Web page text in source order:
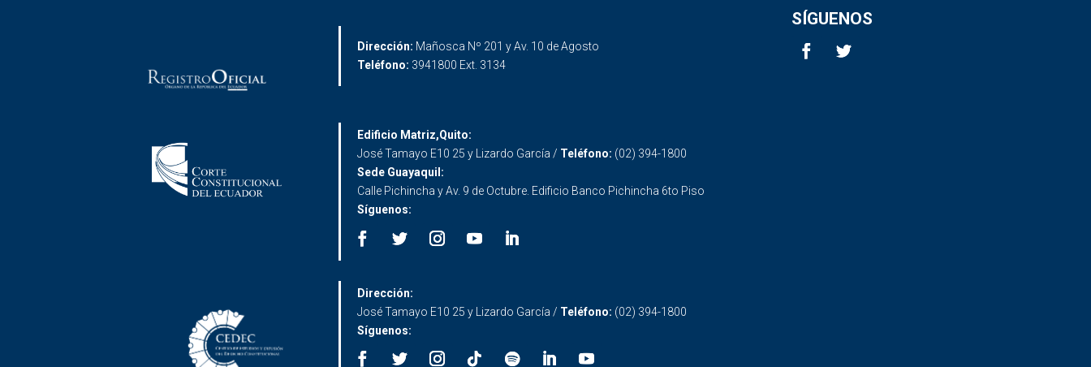
Dirección: Mañosca Nº 201 y Av. 10 de Agosto
Teléfono: 3941800 Ext. 3134
SÍGUENOS
Edificio Matriz,Quito:
José Tamayo E10 25 y Lizardo García / Teléfono: (02) 394-1800
Sede Guayaquil:
Calle Pichincha y Av. 9 de Octubre. Edificio Banco Pichincha 6to Piso
Síguenos:
Dirección:
José Tamayo E10 25 y Lizardo García / Teléfono: (02) 394-1800
Síguenos: